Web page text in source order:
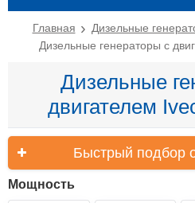
Главная
Дизельные
Дизельные генераторы с
Дизельные
двигателем
Быстрый подбор
Мощность